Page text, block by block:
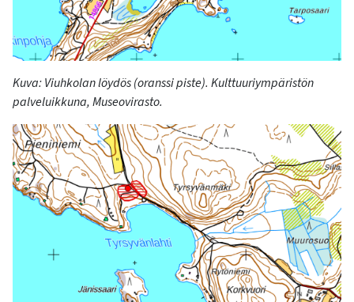
Kuva:Viuhkolanlöydös (oranssi piste). Kulttuuriympäristön
palveluikkuna, Museovirasto.